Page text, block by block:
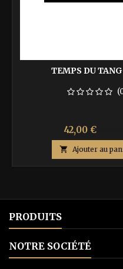
TEMPS DU
Prix
42,00 €
base
 Ajouter au
PRODUITS
NOTRE SOCIÉTÉ